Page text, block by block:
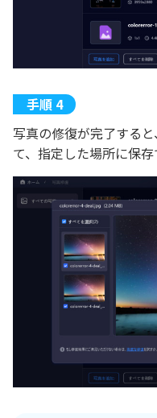
写真の修復が完了する
て、指定した場所に保存